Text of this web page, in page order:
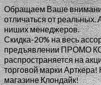
Обращаем Ваше
отличаться от
ниших менеджеров.
Скидка-20% на весь
предъявлении ПРОМО
распространяется на
торговой марки Арткера!
магазине Клондайк!